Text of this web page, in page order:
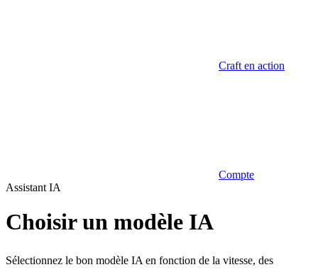
Craft en action
Compte
Assistant IA
Choisir un modèle IA
Sélectionnez le bon modèle IA en fonction de la vitesse, des